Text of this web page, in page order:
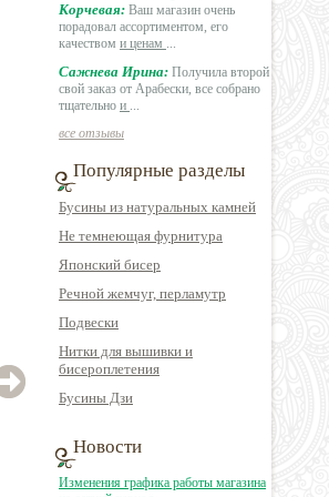
Бусина из
натурального камня
агат граненая
минерала гематит
Корчевая: Ваш магазин очень
порадовал ассортиментом, его
качеством и ценам ...
Сажнева Ирина: Получила второй
свой заказ от Арабески, все собрано
тщательно и ...
все отзывы
Популярные разделы
Бусины из натуральных камней
Не темнеющая фурнитура
Японский бисер
Речной жемчуг, перламутр
Подвески
Нитки для вышивки и
бисероплетения
Бусины Дзи
Новости
Изменения графика работы магазина